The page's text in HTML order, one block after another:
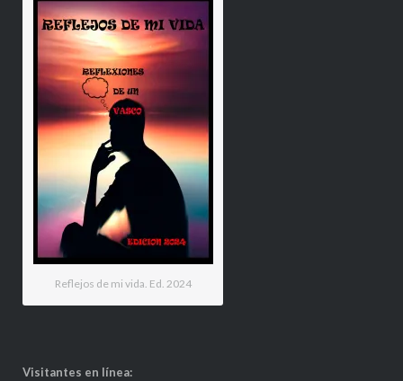
Reflejos de mi vida. Ed. 2024
Visitantes en línea: